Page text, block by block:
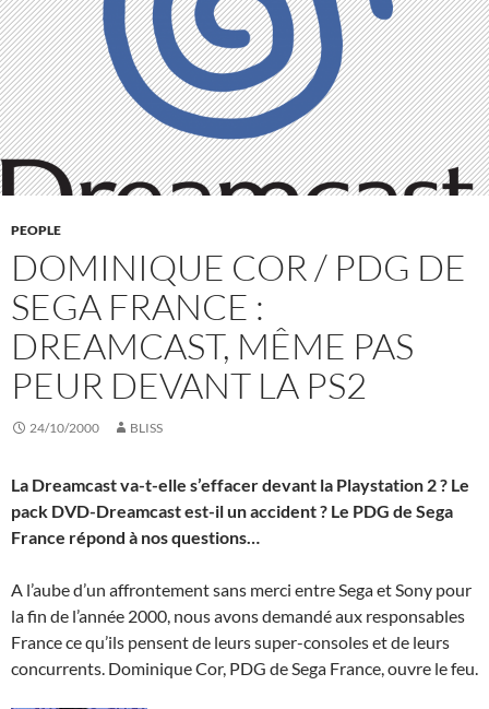
PEOPLE
DOMINIQUE COR / PDG DE
SEGA FRANCE :
DREAMCAST, MÊME PAS
PEUR DEVANT LA PS2
24/10/2000 BLISS
La Dreamcast va-t-elle s’effacer devant la Playstation 2 ? Le
pack DVD-Dreamcast est-il un accident ? Le PDG de Sega
France répond à nos questions…
A l’aube d’un affrontement sans merci entre Sega et Sony pour
la fin de l’année 2000, nous avons demandé aux responsables
France ce qu’ils pensent de leurs super-consoles et de leurs
concurrents. Dominique Cor, PDG de Sega France, ouvre le feu.